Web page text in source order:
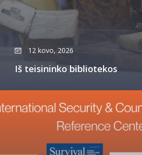
12 kovo, 2026
Iš teisininko bibliotekos